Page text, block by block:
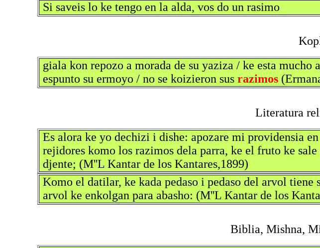
Si saveis lo ke tengo en la alda, vos do un rasimo
giala kon repozo a morada de su yaziza / ke esta
espunto su ermoyo / no se koizieron susrazimos
Es alora ke yo dechizi i dishe: apozare mi providensia
rejidores komo los razimos dela parra, ke el fruto ke
djente; (M''L Kantar de los Kantares,1899)
Komo el datilar, ke kada pedaso i pedaso del arvol
arvol ke enkolgan para abasho: (M''L Kantar de los